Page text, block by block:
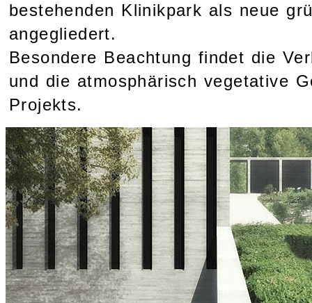
bestehenden Klinikpark als neue
angegliedert.
Besondere Beachtung findet die
und die atmosphärisch vegetative
Projekts.